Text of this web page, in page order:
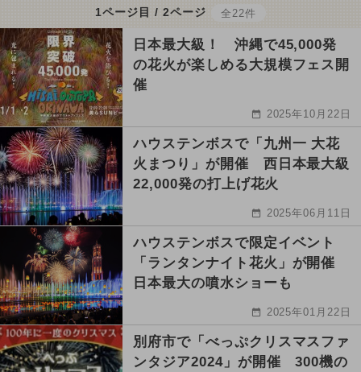
1ページ目 / 2ページ 全22件
日本最大級！ 沖縄で45,000発
の花火が楽しめる大規模フェス開
催
2025年10月22日
ハウステンボスで「九州一 大花
火まつり」が開催 西日本最大級
22,000発の打上げ花火
2025年06月11日
ハウステンボスで限定イベント
「ランタンナイト花火」が開催
日本最大の噴水ショーも
2025年01月22日
別府市で「べっぷクリスマスファ
ンタジア2024」が開催 300機の